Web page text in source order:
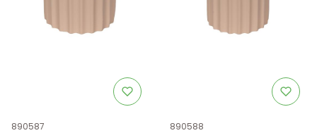
Kod produktu
890587 Kod produktu
890588